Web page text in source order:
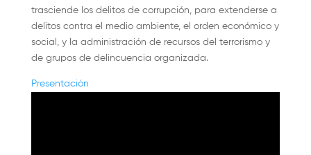
trasciende los delitos de corrupción, para extenderse a
delitos contra el medio ambiente, el orden económico y
social, y la administración de recursos del terrorismo y
de grupos de delincuencia organizada.
Presentación